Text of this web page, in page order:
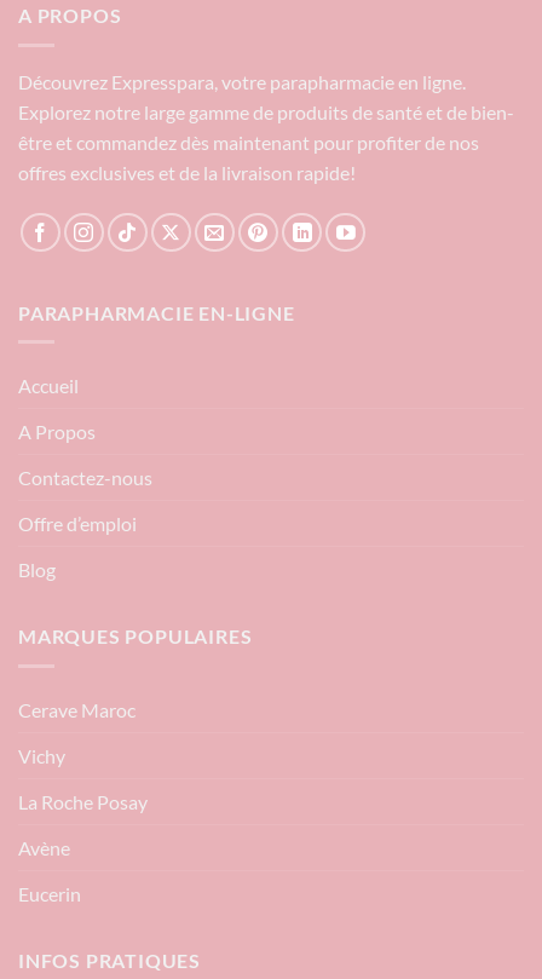
A PROPOS
Découvrez Expresspara, votre parapharmacie en ligne.
Explorez notre large gamme de produits de santé et de bien-
être et commandez dès maintenant pour profiter de nos
offres exclusives et de la livraison rapide!
PARAPHARMACIE EN-LIGNE
Accueil
A Propos
Contactez-nous
Offre d’emploi
Blog
MARQUES POPULAIRES
Cerave Maroc
Vichy
La Roche Posay
Avène
Eucerin
INFOS PRATIQUES